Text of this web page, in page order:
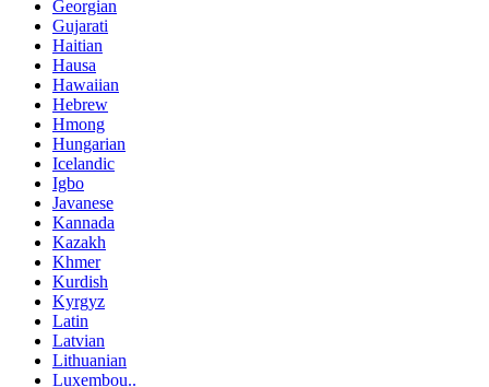
Georgian
Gujarati
Haitian
Hausa
Hawaiian
Hebrew
Hmong
Hungarian
Icelandic
Igbo
Javanese
Kannada
Kazakh
Khmer
Kurdish
Kyrgyz
Latin
Latvian
Lithuanian
Luxembou..